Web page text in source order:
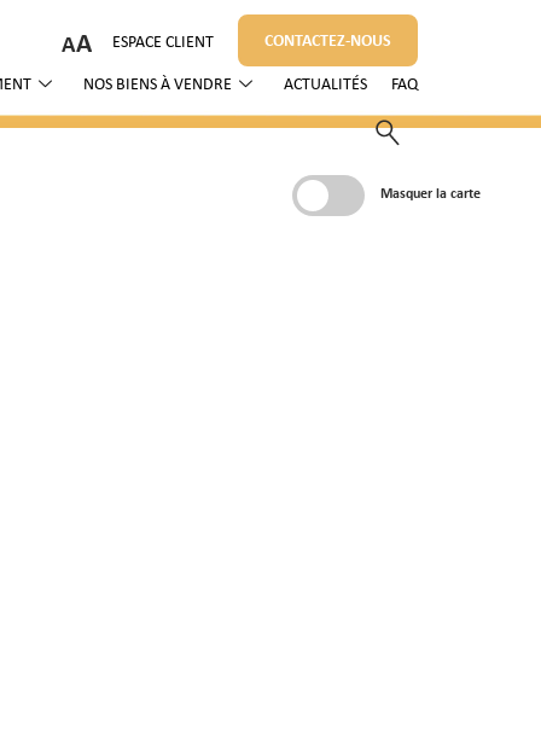
ESPACE CLIENT CONTACTEZ-NOUS
NOS BIENS À VENDRE ACTUALITÉS FAQ
Masquer la carte
A